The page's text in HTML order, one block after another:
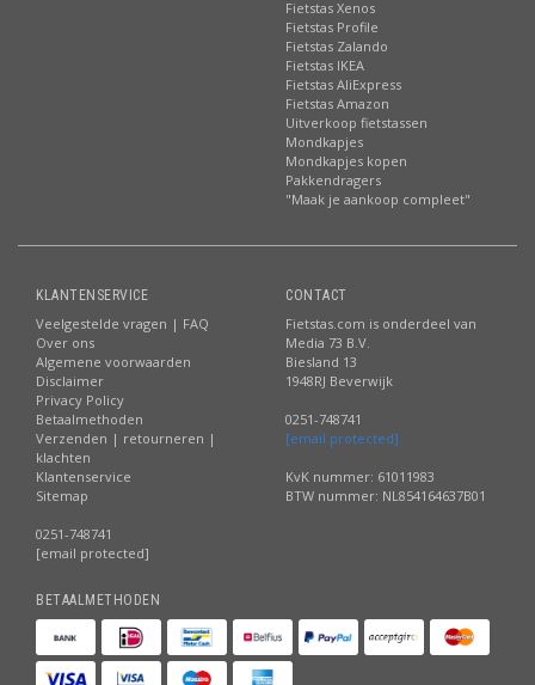
Fietstas Xenos
Fietstas Profile
Fietstas Zalando
Fietstas IKEA
Fietstas AliExpress
Fietstas Amazon
Uitverkoop fietstassen
Mondkapjes
Mondkapjes kopen
Pakkendragers
"Maak je aankoop compleet"
KLANTENSERVICE
Veelgestelde vragen | FAQ
Over ons
Algemene voorwaarden
Disclaimer
Privacy Policy
Betaalmethoden
Verzenden | retourneren |
klachten
Klantenservice
Sitemap
0251-748741
[email protected]
CONTACT
Fietstas.com is onderdeel van
Media 73 B.V.
Biesland 13
1948RJ Beverwijk
0251-748741
[email protected]
KvK nummer: 61011983
BTW nummer: NL854164637B01
BETAALMETHODEN